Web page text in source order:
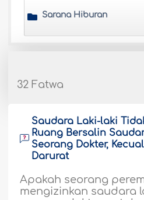
Sarana Hiburan
32 Fatwa
Saudara Laki-laki
Ruang Bersalin
Seorang Dokter,
Darurat
Apakah seorang
mengizinkan saudara